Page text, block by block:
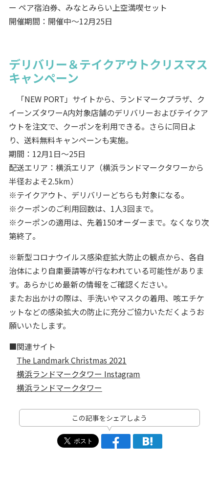
ー ペア宿泊券、みなとみらい上空満喫セット
開催期間：開催中～12月25日
デリバリー＆テイクアウトクリスマス
キャンペーン
「NEW PORT」サイトから、ランドマークプラザ、ク
イーンズタワーA内対象店舗のデリバリーおよびテイクア
ウトを注文で、クーポンを利用できる。さらに同日よ
り、送料無料キャンペーンも実施。
期間：12月1日～25日
配送エリア：横浜エリア（横浜ランドマークタワーから
半径およそ2.5km）
※テイクアウト、デリバリーどちらも対象になる。
※クーポンのご利用回数は、1人3回まで。
※クーポンの適用は、先着150オーダーまで。なくなり次
第終了。
※新型コロナウイルス感染症拡大防止の観点から、各自
治体により自粛要請等が行なわれている可能性がありま
す。あらかじめ最新の情報をご確認ください。
またお出かけの際は、手洗いやマスクの着用、咳エチケ
ットなどの感染拡大の防止に充分ご協力いただくようお
願いいたします。
■関連サイト
The Landmark Christmas 2021
横浜ランドマークタワー Instagram
横浜ランドマークタワー
この記事をシェアしよう